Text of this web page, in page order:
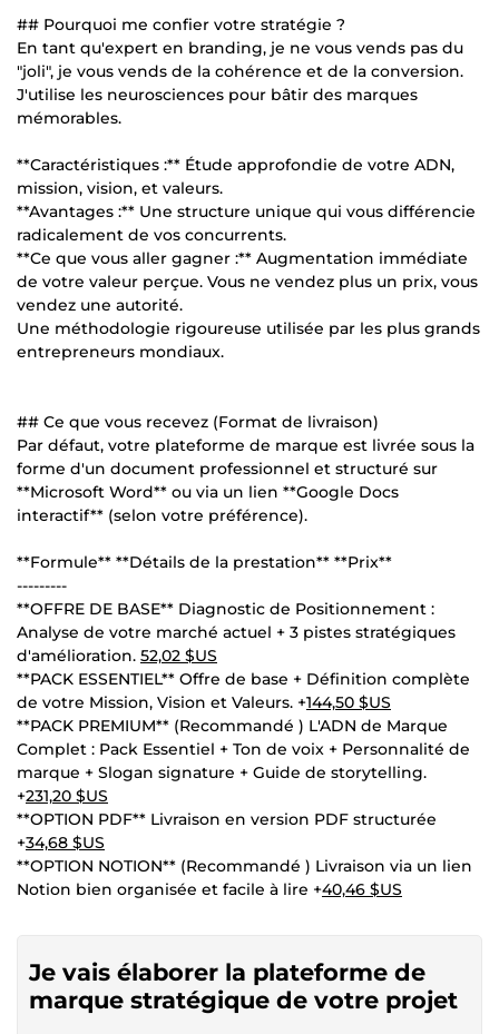
## Pourquoi me confier votre stratégie ?
En tant qu'expert en branding, je ne vous vends pas du
"joli", je vous vends de la cohérence et de la conversion.
J'utilise les neurosciences pour bâtir des marques
mémorables.
**Caractéristiques :** Étude approfondie de votre ADN,
mission, vision, et valeurs.
**Avantages :** Une structure unique qui vous différencie
radicalement de vos concurrents.
**Ce que vous aller gagner :** Augmentation immédiate
de votre valeur perçue. Vous ne vendez plus un prix, vous
vendez une autorité.
Une méthodologie rigoureuse utilisée par les plus grands
entrepreneurs mondiaux.
## Ce que vous recevez (Format de livraison)
Par défaut, votre plateforme de marque est livrée sous la
forme d'un document professionnel et structuré sur
**Microsoft Word** ou via un lien **Google Docs
interactif** (selon votre préférence).
**Formule** **Détails de la prestation** **Prix**
---------
**OFFRE DE BASE** Diagnostic de Positionnement :
Analyse de votre marché actuel + 3 pistes stratégiques
d'amélioration. 52,02 $US
**PACK ESSENTIEL** Offre de base + Définition complète
de votre Mission, Vision et Valeurs. +144,50 $US
**PACK PREMIUM** (Recommandé ) L'ADN de Marque
Complet : Pack Essentiel + Ton de voix + Personnalité de
marque + Slogan signature + Guide de storytelling.
+231,20 $US
**OPTION PDF** Livraison en version PDF structurée
+34,68 $US
**OPTION NOTION** (Recommandé ) Livraison via un lien
Notion bien organisée et facile à lire +40,46 $US
Je vais élaborer la plateforme de
marque stratégique de votre projet